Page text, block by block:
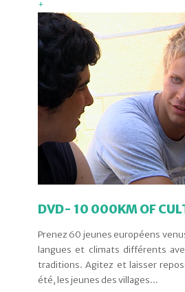
+
DVD- 10 000KM OF
Prenez 60 jeunes européens
langues et climats différents
traditions. Agitez et laisser
été, les jeunes des villages...